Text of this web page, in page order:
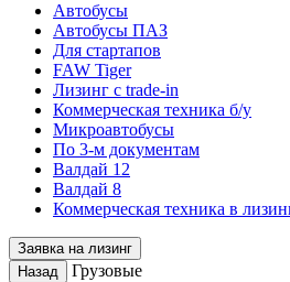
Автобусы
Автобусы ПАЗ
Для стартапов
FAW Tiger
Лизинг с trade-in
Коммерческая техника б/у
Микроавтобусы
По 3-м документам
Валдай 12
Валдай 8
Коммерческая техника в
Заявка на лизинг
Назад
Грузовые